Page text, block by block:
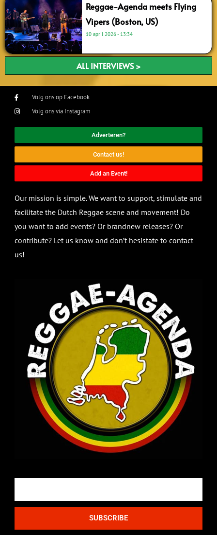
Reggae-Agenda meets Flying
Vipers (Boston, US)
10 april 2026 13:34
ALL INTERVIEWS >
Volg ons op Facebook
Volg ons via Instagram
Adverteren?
Contact us!
Add an Event!
Our mission is simple. We want to support, stimulate and
facilitate the Dutch Reggae scene and movement! Do
you want to add events? Or brandnew releases? Or
contribute? Let us know and don’t hesistate to contact
us!
SUBSCRIBE